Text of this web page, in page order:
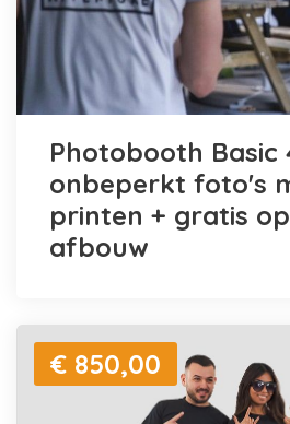
Photobooth Basic
onbeperkt foto's
printen + gratis
afbouw
€ 850,00